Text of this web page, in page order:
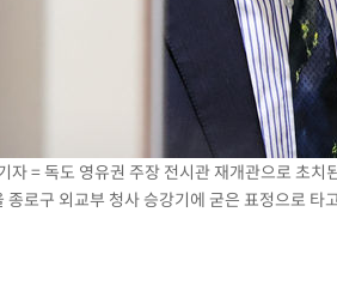
(4.58%) 내린 6296.38 마감
이스X 로켓 달 충돌 흔적 포착
는 승부차기 끝 과달라하라 격파
"태풍 지나며 폭염 잠시 꺾인다"
자 = 독도 영유권 주장 전시관 재개관으로 초
종로구 외교부 청사 승강기에 굳은 표정으로